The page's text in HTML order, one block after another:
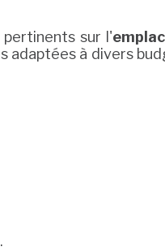
pertinents sur l'
adaptées à divers